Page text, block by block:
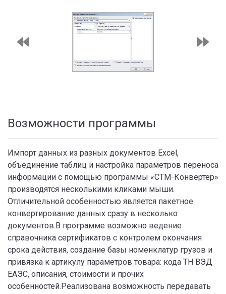
Возможности программы
Импорт данных из разных документов Excel,
объединение таблиц и настройка параметров переноса
информации с помощью программы «СТМ-Конвертер»
производятся несколькими кликами мыши.
Отличительной особенностью является пакетное
конвертирование данных сразу в несколько
документов.В программе возможно ведение
справочника сертификатов с контролем окончания
срока действия, создание базы номенклатур грузов и
привязка к артикулу параметров товара: кода ТН ВЭД
ЕАЭС, описания, стоимости и прочих
особенностей.Реализована возможность передавать